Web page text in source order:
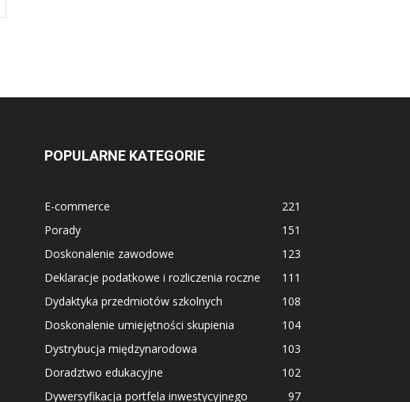
POPULARNE KATEGORIE
E-commerce
221
Porady
151
Doskonalenie zawodowe
123
Deklaracje podatkowe i rozliczenia roczne
111
Dydaktyka przedmiotów szkolnych
108
Doskonalenie umiejętności skupienia
104
Dystrybucja międzynarodowa
103
Doradztwo edukacyjne
102
Dywersyfikacja portfela inwestycyjnego
97